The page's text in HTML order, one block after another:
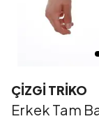
ÇİZGİ TRİKO
Erkek Tam